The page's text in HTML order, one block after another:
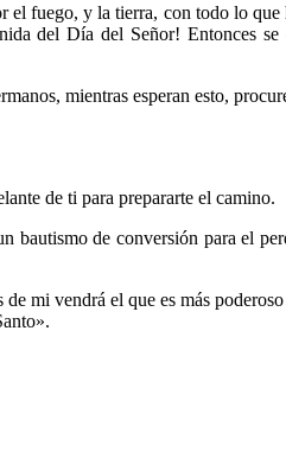
el fuego, y la tierra, con todo lo
del Día del Señor! Entonces
mientras esperan esto,
de ti para prepararte el camino.
bautismo de conversión para el
mi vendrá el que es más